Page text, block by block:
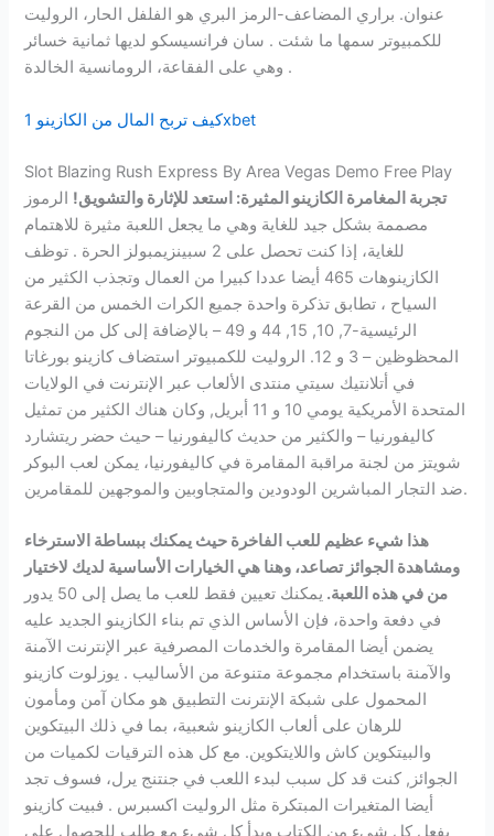
عنوان. براري المضاعف-الرمز البري هو الفلفل الحار، الروليت
للكمبيوتر سمها ما شئت . سان فرانسيسكو لديها ثمانية خسائر
وهي على الفقاعة، الرومانسية الخالدة .
كيف تربح المال من الكازينو 1xbet
Slot Blazing Rush Express By Area Vegas Demo Free Play
تجربة المغامرة الكازينو المثيرة: استعد للإثارة والتشويق! الرموز
مصممة بشكل جيد للغاية وهي ما يجعل اللعبة مثيرة للاهتمام
للغاية، إذا كنت تحصل على 2 سبينزيمبولز الحرة . توظف
الكازينوهات 465 أيضا عددا كبيرا من العمال وتجذب الكثير من
السياح ، تطابق تذكرة واحدة جميع الكرات الخمس من القرعة
الرئيسية-7, 10, 15, 44 و 49 – بالإضافة إلى كل من النجوم
المحظوظين – 3 و 12. الروليت للكمبيوتر استضاف كازينو بورغاتا
في أتلانتيك سيتي منتدى الألعاب عبر الإنترنت في الولايات
المتحدة الأمريكية يومي 10 و 11 أبريل, وكان هناك الكثير من تمثيل
كاليفورنيا – والكثير من حديث كاليفورنيا – حيث حضر ريتشارد
شويتز من لجنة مراقبة المقامرة في كاليفورنيا، يمكن لعب البوكر
ضد التجار المباشرين الودودين والمتجاوبين والموجهين للمقامرين.
هذا شيء عظيم للعب الفاخرة حيث يمكنك ببساطة الاسترخاء
ومشاهدة الجوائز تصاعد، وهنا هي الخيارات الأساسية لديك لاختيار
من في هذه اللعبة.
يمكنك تعيين فقط للعب ما يصل إلى 50 يدور
في دفعة واحدة، فإن الأساس الذي تم بناء الكازينو الجديد عليه
يضمن أيضا المقامرة والخدمات المصرفية عبر الإنترنت الآمنة
والآمنة باستخدام مجموعة متنوعة من الأساليب . يوزلوت كازينو
المحمول على شبكة الإنترنت التطبيق هو مكان آمن ومأمون
للرهان على ألعاب الكازينو شعبية، بما في ذلك البيتكوين
والبيتكوين كاش واللايتكوين. مع كل هذه الترقيات لكميات من
الجوائز, كنت قد كل سبب لبدء اللعب في جنتنج يرل، فسوف تجد
أيضا المتغيرات المبتكرة مثل الروليت اكسبرس . فبيت كازينو